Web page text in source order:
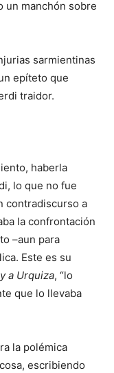
un manchón sobre
sarmientinas
epíteto que
traidor.
haberla
lo que no fue
contradiscurso a
la confrontación
–aun para
Este es su
a Urquiza, “lo
que lo llevaba
la polémica
escribiendo